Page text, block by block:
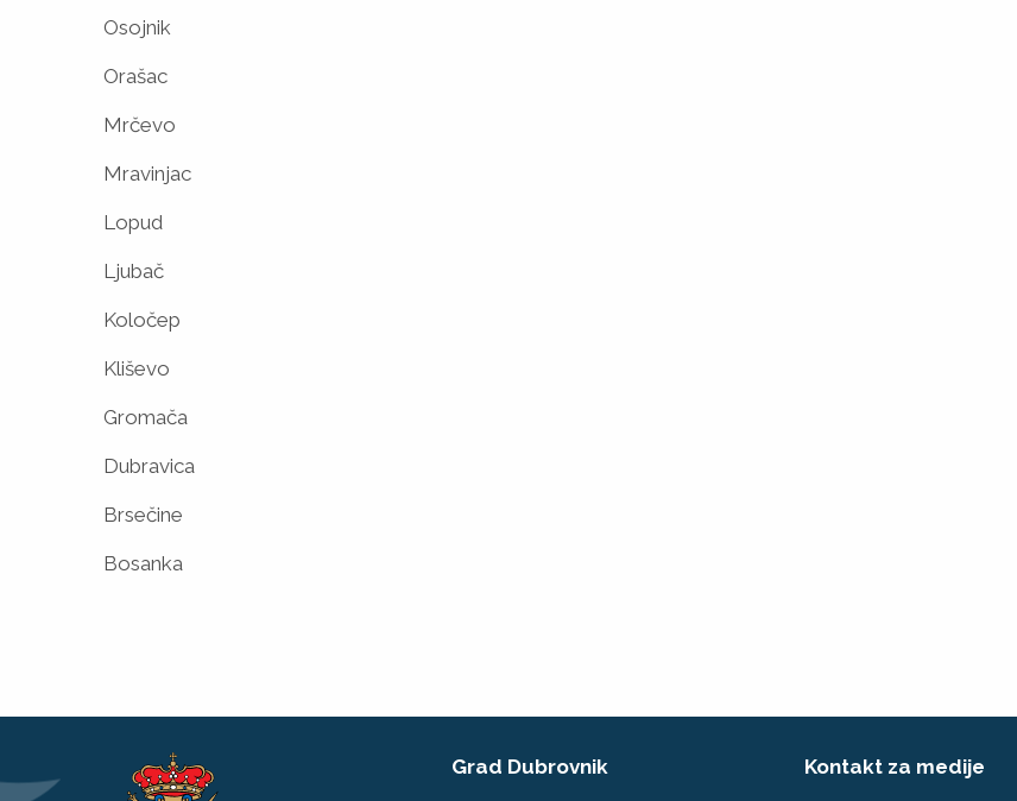
Osojnik
Orašac
Mrčevo
Mravinjac
Lopud
Ljubač
Koločep
Kliševo
Gromača
Dubravica
Brsečine
Bosanka
Grad Dubrovnik Kontakt za medije